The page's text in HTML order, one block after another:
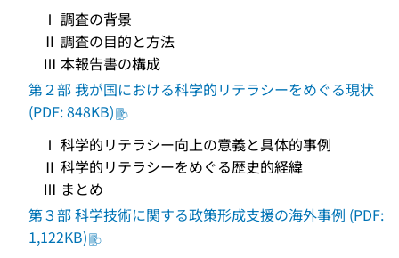
Ⅰ 調査の背景
Ⅱ 調査の目的と方法
Ⅲ 本報告書の構成
第２部 我が国における科学的リテラシーをめぐる現状
(PDF: 848KB)
Ⅰ 科学的リテラシー向上の意義と具体的事例
Ⅱ 科学的リテラシーをめぐる歴史的経緯
Ⅲ まとめ
第３部 科学技術に関する政策形成支援の海外事例 (PDF:
1,122KB)